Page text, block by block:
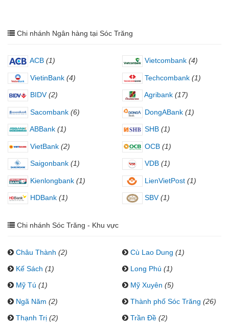
Chi nhánh Ngân hàng tại Sóc Trăng
ACB (1) Vietcombank (4)
VietinBank (4) Techcombank (1)
BIDV (2) Agribank (17)
Sacombank (6) DongABank (1)
ABBank (1) SHB (1)
VietBank (2) OCB (1)
Saigonbank (1) VDB (1)
Kienlongbank (1) LienVietPost (1)
HDBank (1) SBV (1)
Chi nhánh Sóc Trăng - Khu vực
Châu Thành (2) Cù Lao Dung (1)
Kế Sách (1) Long Phú (1)
Mỹ Tú (1) Mỹ Xuyên (5)
Ngã Năm (2) Thành phố Sóc Trăng (26)
Thạnh Trị (2) Trần Đề (2)